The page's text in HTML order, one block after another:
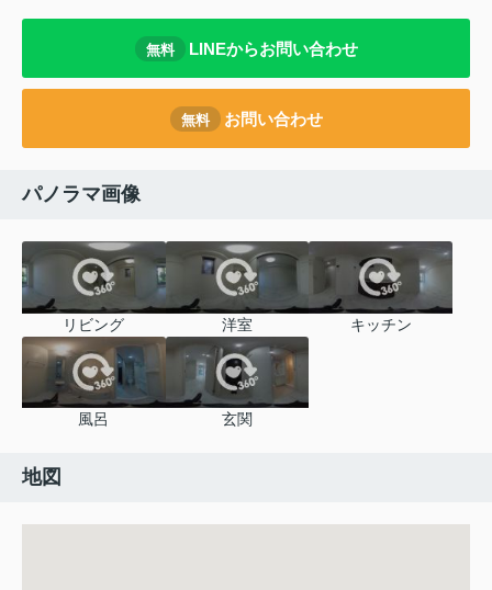
無料 LINEからお問い合わせ
無料 お問い合わせ
パノラマ画像
リビング 洋室 キッチン
風呂 玄関
地図